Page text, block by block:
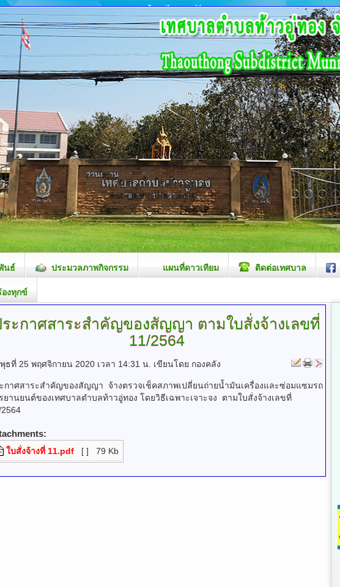
นธ์ ประมวลภาพกิจกรรม แผนที่ดาวเทียม ติดต่อเทศบาล
องทุกข์
ะกาศสาระสำคัญของสัญญา ตามใบสั่งจ้างเลขที่
11/2564
ธที่ 25 พฤศจิกายน 2020 เวลา 14:31 น. เขียนโดย กองคลัง
กาศสาระสำคัญของสัญญา จ้างตรวจเช็คสภาพเปลี่ยนถ่ายน้ำมันเครื่องและซ่อมแซมรถ
ยานยนต์ของเทศบาลตำบลท้าวอู่ทอง โดยวิธีเฉพาะเจาะจง ตามใบสั่งจ้างเลขที่
ใบสั่งจ้างที่ 11.pdf [ ] 79 Kb